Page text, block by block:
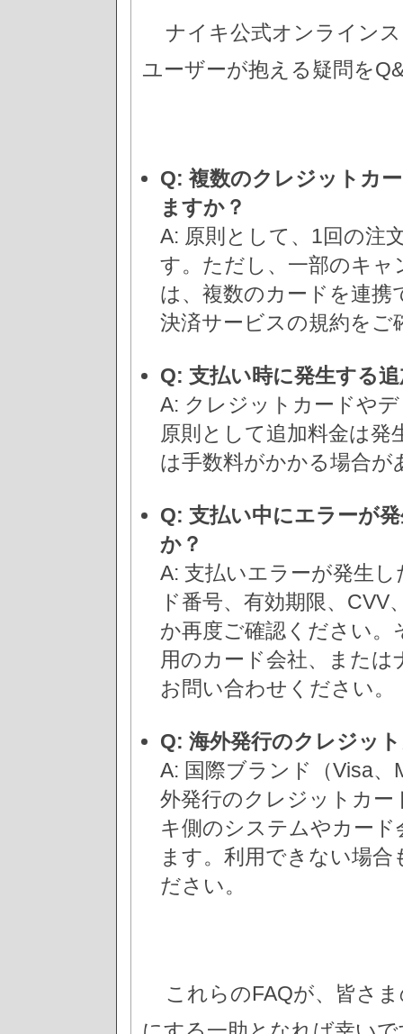
ナイキ公式オンライン
ユーザーが抱える疑問を
Q: 複数のクレジットカ
ますか？
A: 原則として、1回の注
す。ただし、一部のキ
は、複数のカードを連
決済サービスの規約をご
Q: 支払い時に発生する
A: クレジットカードや
原則として追加料金は
は手数料がかかる場合が
Q: 支払い中にエラーが
か？
A: 支払いエラーが発生
ド番号、有効期限、
か再度ご確認ください
用のカード会社、また
お問い合わせください。
Q: 海外発行のクレジッ
A: 国際ブランド（Visa
外発行のクレジットカ
キ側のシステムやカー
ます。利用できない場
ださい。
これらのFAQが、皆さ